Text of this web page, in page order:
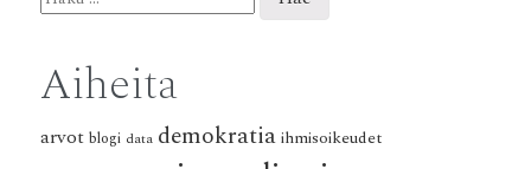
Aiheita
arvot blogi data demokratia ihmisoikeudet